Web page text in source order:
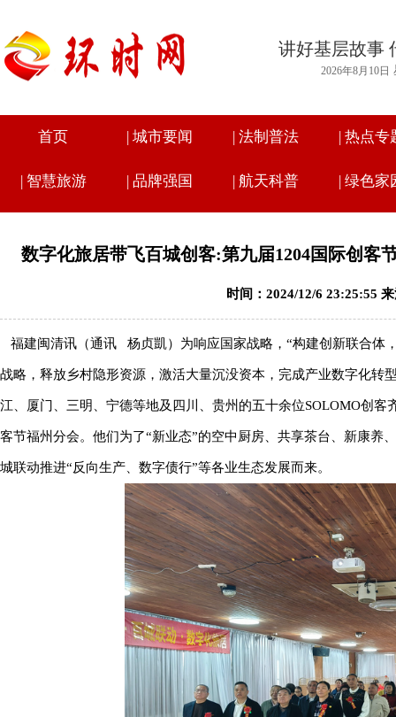
讲好基层故事
2026年8月10日
首页 | 城市要闻 | 法制普法 | 热点专
| 智慧旅游 | 品牌强国 | 航天科普 | 绿色家
数字化旅居带飞百城创客:第九届1204国际创客
时间：2024/12/6 23:25:55
福建闽清讯（通讯 杨贞凱）为响应国家战略，“构建创新联合体
战略，释放乡村隐形资源，激活大量沉没资本，完成产业数字化转
江、厦门、三明、宁德等地及四川、贵州的五十余位SOLOMO创
客节福州分会。他们为了“新业态”的空中厨房、共享茶台、新康
城联动推进“反向生产、数字债行”等各业生态发展而来。